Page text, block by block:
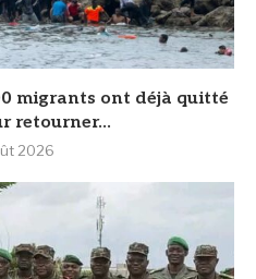
migrants ont déjà quitté
retourner...
2026